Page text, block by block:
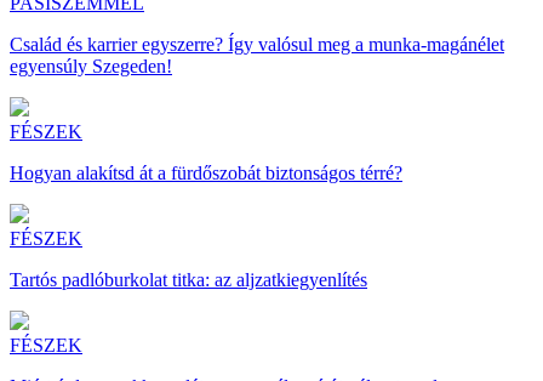
Család és karrier egyszerre? Így valósul meg a munka-magánélet
egyensúly Szegeden!
FÉSZEK
Hogyan alakítsd át a fürdőszobát biztonságos térré?
FÉSZEK
Tartós padlóburkolat titka: az aljzatkiegyenlítés
FÉSZEK